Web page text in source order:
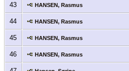
43 HANSEN, Rasmus
44 HANSEN, Rasmus
45 HANSEN, Rasmus
46 HANSEN, Rasmus